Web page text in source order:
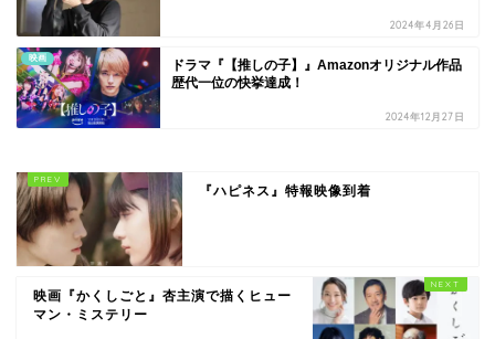
2024年4月26日
映画
ドラマ『【推しの子】』Amazonオリジナル作品
歴代一位の快挙達成！
2024年12月27日
『ハピネス』特報映像到着
映画『かくしごと』杏主演で描くヒュー
マン・ミステリー